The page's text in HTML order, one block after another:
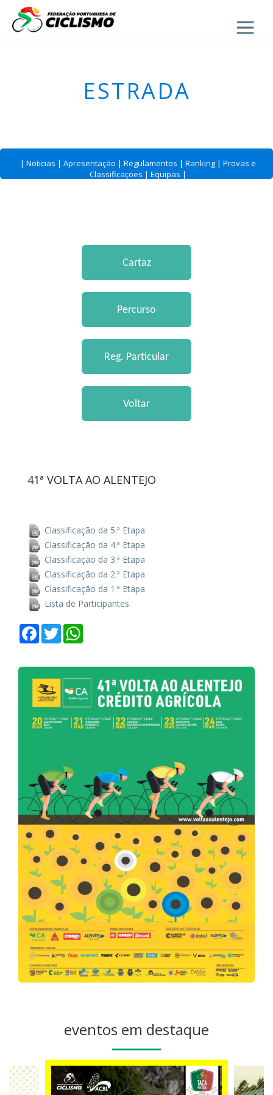
Close
ESTRADA
| Noticias | Apresentação | Regulamentos | Ranking | Provas e
Classificações | Equipas |
41ª VOLTA AO ALENTEJO
Classificação da 5.ª Etapa
Classificação da 4.ª Etapa
Classificação da 3.ª Etapa
Classificação da 2.ª Etapa
Classificação da 1.ª Etapa
Lista de Participantes
Facebook
Twitter
eventos em destaque